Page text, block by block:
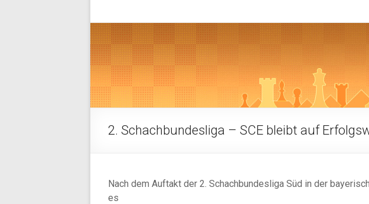
2. Schachbundesliga – SCE bleibt auf
Nach dem Auftakt der 2. Schachbundesliga Süd in der
es